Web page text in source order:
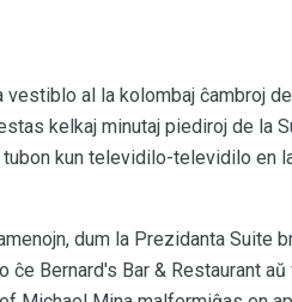
al la kolombaj ĉambroj
kelkaj minutaj piediroj de la
kun televidilo-televidilo en
dum la Prezidanta Suite
ĉe Bernard's Bar & Restaurant